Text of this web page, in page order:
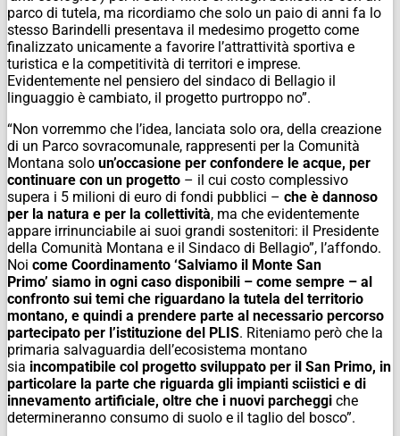
parco di tutela, ma ricordiamo che solo un paio di anni fa lo
stesso Barindelli presentava il medesimo progetto come
finalizzato unicamente a favorire l’attrattività sportiva e
turistica e la competitività di territori e imprese.
Evidentemente nel pensiero del sindaco di Bellagio il
linguaggio è cambiato, il progetto purtroppo no”.
“Non vorremmo che l’idea, lanciata solo ora, della creazione
di un Parco sovracomunale, rappresenti per la Comunità
Montana solo un’occasione per confondere le acque, per
continuare con un progetto – il cui costo complessivo
supera i 5 milioni di euro di fondi pubblici – che è dannoso
per la natura e per la collettività, ma che evidentemente
appare irrinunciabile ai suoi grandi sostenitori: il Presidente
della Comunità Montana e il Sindaco di Bellagio”, l’affondo.
Noi come Coordinamento ‘Salviamo il Monte San
Primo’ siamo in ogni caso disponibili – come sempre – al
confronto sui temi che riguardano la tutela del territorio
montano, e quindi a prendere parte al necessario percorso
partecipato per l’istituzione del PLIS. Riteniamo però che la
primaria salvaguardia dell’ecosistema montano
sia incompatibile col progetto sviluppato per il San Primo, in
particolare la parte che riguarda gli impianti sciistici e di
innevamento artificiale, oltre che i nuovi parcheggi che
determineranno consumo di suolo e il taglio del bosco”.